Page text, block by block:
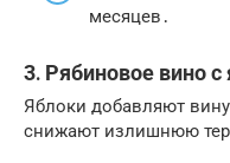
месяцев․
3․ Рябиновое вино
Яблоки добавляют
снижают излишнюю